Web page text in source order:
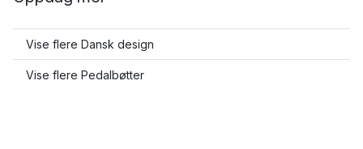
Vise flere Dansk design
Vise flere Pedalbøtter